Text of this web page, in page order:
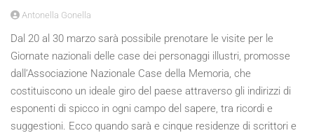
Antonella Gonella
Dal 20 al 30 marzo sarà possibile prenotare le visite per le
Giornate nazionali delle case dei personaggi illustri, promosse
dall’Associazione Nazionale Case della Memoria, che
costituiscono un ideale giro del paese attraverso gli indirizzi di
esponenti di spicco in ogni campo del sapere, tra ricordi e
suggestioni. Ecco quando sarà e cinque residenze di scrittori e